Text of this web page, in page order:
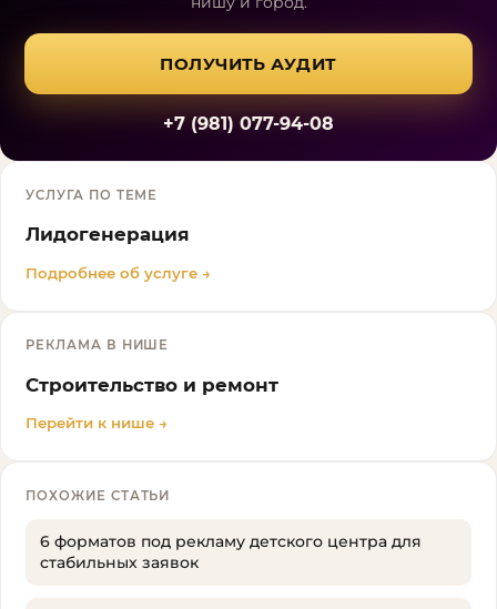
ПОЛУЧИТЬ АУДИТ
+7 (981) 077-94-08
УСЛУГА ПО ТЕМЕ
Лидогенерация
Подробнее об услуге →
РЕКЛАМА В НИШЕ
Строительство и ремонт
Перейти к нише →
ПОХОЖИЕ СТАТЬИ
6 форматов под рекламу детского центра для
стабильных заявок